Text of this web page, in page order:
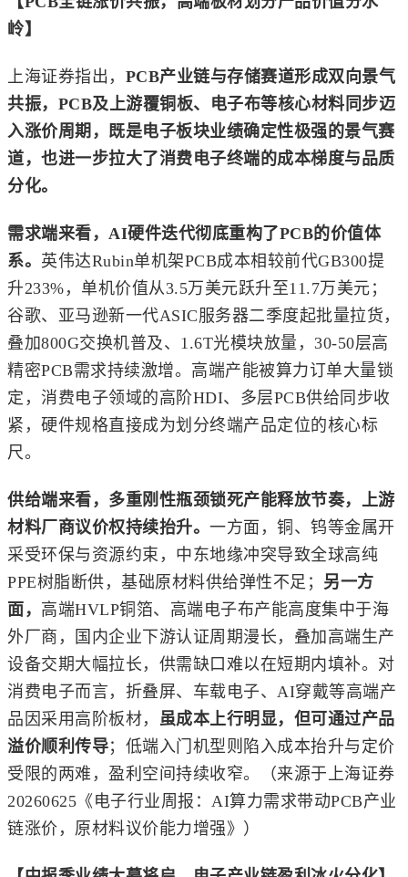
岭】
上海证券指出， PCB产业链与存储赛道形成双向景气
共振，PCB及上游覆铜板、电子布等核心材料同步迈
入涨价周期，既是电子板块业绩确定性极强的景气赛
道，也进一步拉大了消费电子终端的成本梯度与品质
分化。
需求端来看，AI硬件迭代彻底重构了PCB的价值体
系。 英伟达Rubin单机架PCB成本相较前代GB300提
升233%，单机价值从3.5万美元跃升至11.7万美元；
谷歌、亚马逊新一代ASIC服务器二季度起批量拉货，
叠加800G交换机普及、1.6T光模块放量，30-50层高
精密PCB需求持续激增。高端产能被算力订单大量锁
定，消费电子领域的高阶HDI、多层PCB供给同步收
紧，硬件规格直接成为划分终端产品定位的核心标
尺。
供给端来看，多重刚性瓶颈锁死产能释放节奏，上游
材料厂商议价权持续抬升。 一方面，铜、钨等金属开
采受环保与资源约束，中东地缘冲突导致全球高纯
PPE树脂断供，基础原材料供给弹性不足； 另一方
面， 高端HVLP铜箔、高端电子布产能高度集中于海
外厂商，国内企业下游认证周期漫长，叠加高端生产
设备交期大幅拉长，供需缺口难以在短期内填补。对
消费电子而言，折叠屏、车载电子、AI穿戴等高端产
品因采用高阶板材，
虽成本上行明显，但可通过产品
溢价顺利传导；低端入门机型则陷入成本抬升与定价
受限的两难，盈利空间持续收窄。（来源于上海证券
20260625《电子行业周报：AI算力需求带动PCB产业
链涨价，原材料议价能力增强》）